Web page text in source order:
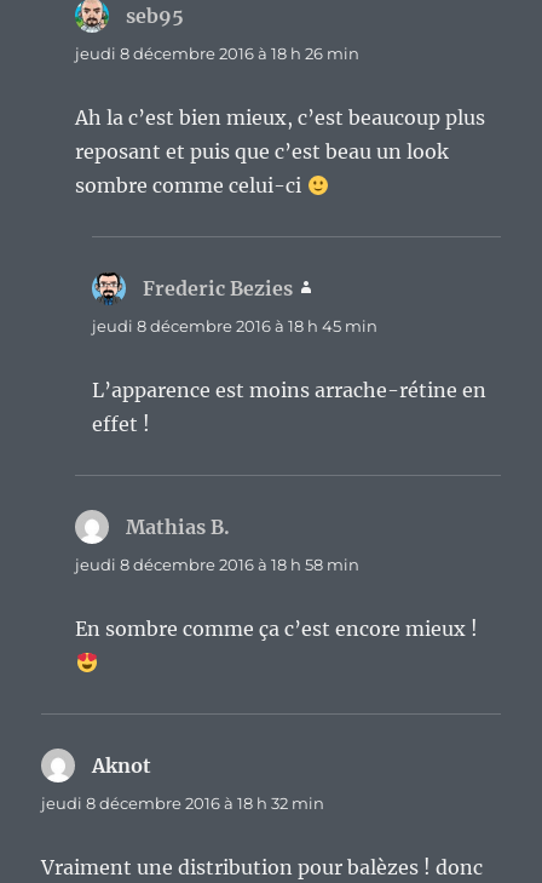
seb95
jeudi 8 décembre 2016 à 18 h 26 min
Ah la c’est bien mieux, c’est beaucoup plus
reposant et puis que c’est beau un look
sombre comme celui-ci
Frederic Bezies
jeudi 8 décembre 2016 à 18 h 45 min
L’apparence est moins arrache-rétine en
effet !
Mathias B.
jeudi 8 décembre 2016 à 18 h 58 min
En sombre comme ça c’est encore mieux !
Aknot
jeudi 8 décembre 2016 à 18 h 32 min
Vraiment une distribution pour balèzes ! donc